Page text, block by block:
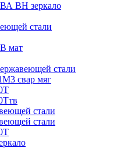
ВН зеркало
стали
мат
стали
свар мяг
стали
стали